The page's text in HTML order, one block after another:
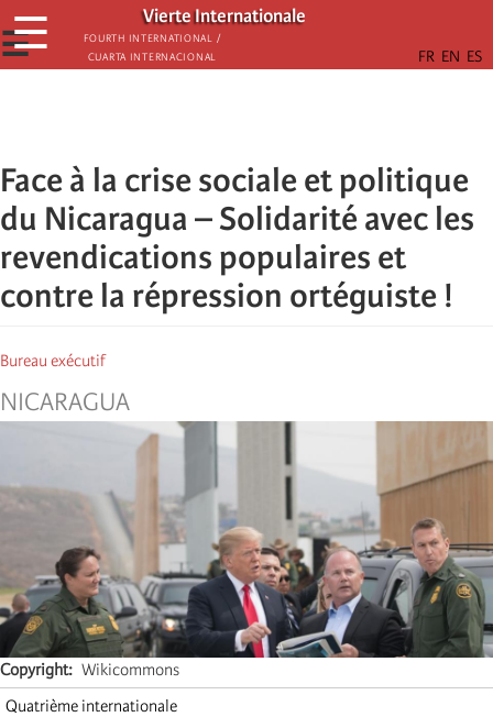
Skip
to
main
Vierte Internationale
Fourth International /
Cuarta Internacional
☰
☰
Face à la crise sociale et politique
du Nicaragua – Solidarité avec les
revendications populaires et
contre la répression ortéguiste !
Bureau exécutif
NICARAGUA
Copyright
Wikicommons
Quatrième internationale